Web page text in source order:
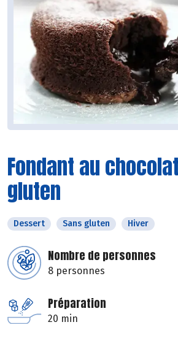
Fondant au
gluten
Dessert Sans gluten Hiver
Nombre de personnes
8 personnes
Préparation
20 min